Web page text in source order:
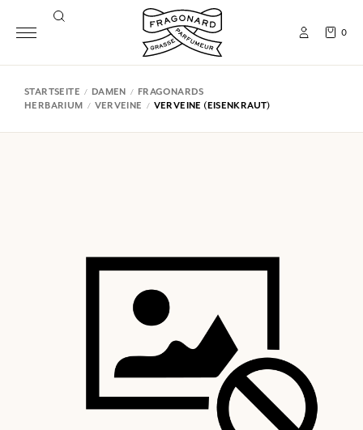
0
STARTSEITE DAMEN
FRAGONARDS
HERBARIUM
VERVEINE VERVEINE (EISENKRAUT)